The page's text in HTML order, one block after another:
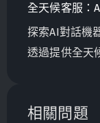
全天候客服：
探索AI對話機
透過提供全天
相關問題